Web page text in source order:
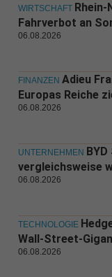
WIRTSCHAFT
Fahrverbot an
06.08.2026
FINANZEN Adieu
Europas Reiche
06.08.2026
UNTERNEHMEN
vergleichsweise
06.08.2026
TECHNOLOGIE
Wall-Street-
06.08.2026